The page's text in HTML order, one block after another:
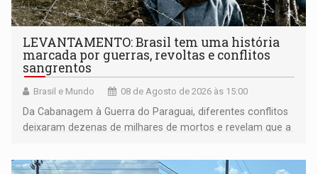
LEVANTAMENTO: Brasil tem uma história
marcada por guerras, revoltas e conflitos
sangrentos
Brasil e Mundo 08 de Agosto de 2026 às 15:00
Da Cabanagem à Guerra do Paraguai, diferentes conflitos
deixaram dezenas de milhares de mortos e revelam que a
territoriais e sociais